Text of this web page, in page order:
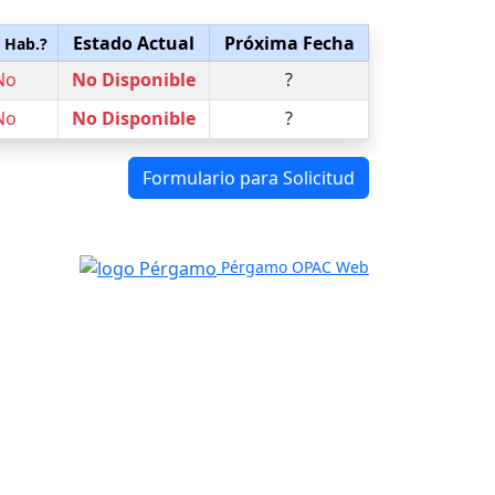
Estado Actual
Próxima Fecha
No Disponible
?
No Disponible ?
Formulario para Solicitud
Pérgamo OPAC Web